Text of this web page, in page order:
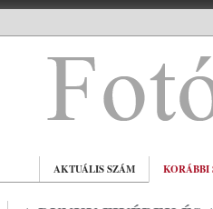
AKTUÁLIS SZÁM KORÁBBI